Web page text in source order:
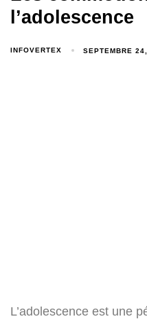
l’adolescence
INFOVERTEX SEPTEMBRE
L’adolescence est une